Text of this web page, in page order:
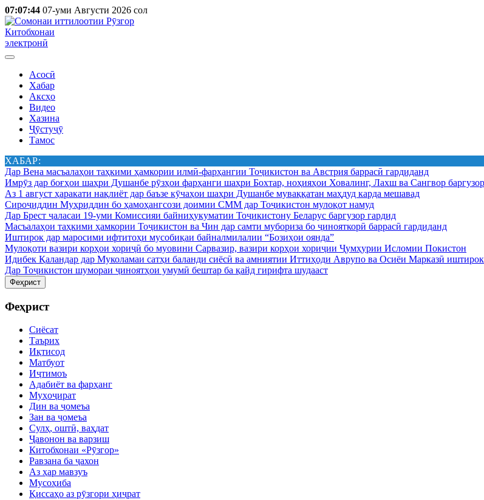
07:07:44 07-уми Августи 2026 сол
Китобхонаи
электронӣ
Асосӣ
Хабар
Аксҳо
Видео
Хазина
Ҷӯстуҷӯ
Тамос
ХАБАР:
Дар Вена масъалаҳои таҳкими ҳамкории илмӣ-фарҳангии Тоҷикистон ва Австрия баррасӣ гардиданд
Имрӯз дар боғҳои шаҳри Душанбе рӯзҳои фарҳанги шаҳри Бохтар, ноҳияҳои Ховалинг, Лахш ва Сангвор
Аз 1 август ҳаракати нақлиёт дар баъзе кӯчаҳои шаҳри Душанбе муваққатан маҳдуд карда мешавад
Сироҷиддин Муҳриддин бо ҳамоҳангсози доимии СММ дар Тоҷикистон мулоқот намуд
Дар Брест ҷаласаи 19-уми Комиссияи байниҳукуматии Тоҷикистону Беларус баргузор гардид
Масъалаҳои таҳкими ҳамкории Тоҷикистон ва Чин дар самти мубориза бо ҷинояткорӣ баррасӣ гардиданд
Иштирок дар маросими ифтитоҳи мусобиқаи байналмилалии “Бозиҳои оянда”
Мулоқоти вазири корҳои хориҷӣ бо муовини Сарвазир, вазири корҳои хориҷии Ҷумҳурии Исломии Покистон
Идибек Қаландар дар Муколамаи сатҳи баланди сиёсӣ ва амниятии Иттиҳоди Аврупо ва Осиёи Марказӣ
Дар Тоҷикистон шумораи ҷиноятҳои умумӣ бештар ба қайд гирифта шудааст
Феҳрист
Феҳрист
Сиёсат
Таърих
Иқтисод
Матбуот
Иҷтимоъ
Адабиёт ва фарҳанг
Муҳоҷират
Дин ва ҷомеъа
Зан ва ҷомеъа
Сулҳ, оштӣ, ваҳдат
Ҷавонон ва варзиш
Китобхонаи «Рӯзгор»
Равзана ба ҷахон
Аз ҳар мавзуъ
Мусоҳиба
Қиссаҳо аз рӯзгори ҳиҷрат